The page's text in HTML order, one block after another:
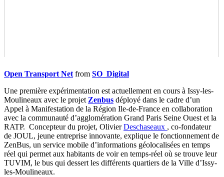
Open Transport Net from SO_Digital
Une première expérimentation est actuellement en cours à Issy-les-
Moulineaux avec le projet Zenbus déployé dans le cadre d’un
Appel à Manifestation de la Région Ile-de-France en collaboration
avec la communauté d’agglomération Grand Paris Seine Ouest et la
RATP. Concepteur du projet, OlivierDeschaseaux , co-fondateur
de JOUL, jeune entreprise innovante, explique le fonctionnement de
ZenBus, un service mobile d’informations géolocalisées en temps
réel qui permet aux habitants de voir en temps-réel où se trouve leur
TUVIM, le bus qui dessert les différents quartiers de la Ville d’Issy-
les-Moulineaux.